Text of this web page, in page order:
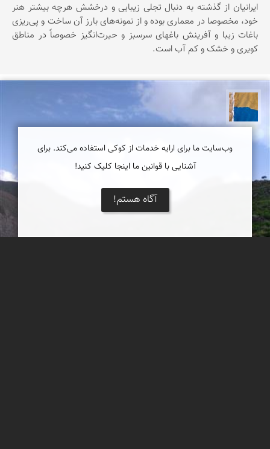
ایرانیان از گذشته به دنبال تجلی زیبایی و درخشش هرچه بیشتر هنر
خود، مخصوصا در معماری بوده و از نمونه‌های بارز آن ساخت و پی‌ریزی
باغات زیبا و آفرینش باغهای سرسبز و حیرت‌انگیز خصوصاً در مناطق
کویری و خشک و کم آب است.
وب‌سایت ما برای ارایه خدمات از کوکی استفاده می‌کند. برای
آشنایی با قوانین ما اینجا کلیک کنید!
آگاه هستم!